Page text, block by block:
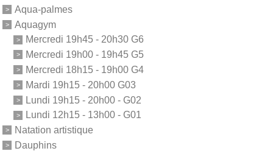
Aqua-palmes
Aquagym
Mercredi 19h45 - 20h30 G6
Mercredi 19h00 - 19h45 G5
Mercredi 18h15 - 19h00 G4
Mardi 19h15 - 20h00 G03
Lundi 19h15 - 20h00 - G02
Lundi 12h15 - 13h00 - G01
Natation artistique
Dauphins